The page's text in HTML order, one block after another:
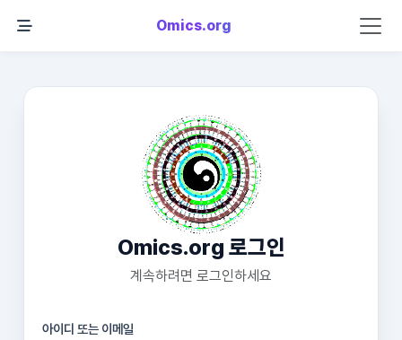
Omics.org
Omics.org 로그인
계속하려면 로그인하세요
아이디 또는 이메일